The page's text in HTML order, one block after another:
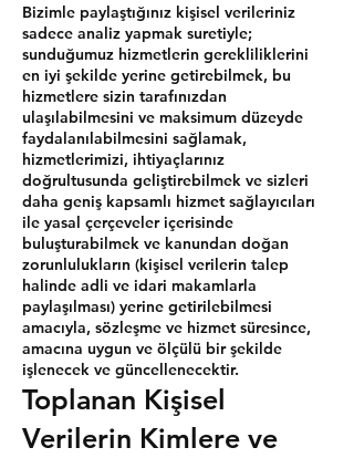
Bizimle paylaştığınız kişisel verileriniz
sadece analiz yapmak suretiyle;
sunduğumuz hizmetlerin gerekliliklerini
en iyi şekilde yerine getirebilmek, bu
hizmetlere sizin tarafınızdan
ulaşılabilmesini ve maksimum düzeyde
faydalanılabilmesini sağlamak,
hizmetlerimizi, ihtiyaçlarınız
doğrultusunda geliştirebilmek ve sizleri
daha geniş kapsamlı hizmet sağlayıcıları
ile yasal çerçeveler içerisinde
buluşturabilmek ve kanundan doğan
zorunlulukların (kişisel verilerin talep
halinde adli ve idari makamlarla
paylaşılması) yerine getirilebilmesi
amacıyla, sözleşme ve hizmet süresince,
amacına uygun ve ölçülü bir şekilde
işlenecek ve güncellenecektir.
Toplanan Kişisel
Verilerin Kimlere ve